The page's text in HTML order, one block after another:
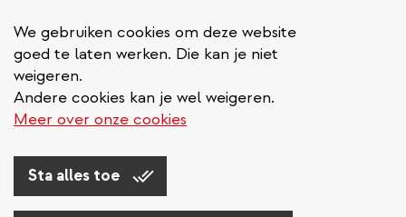
We gebruiken cookies om deze website
goed te laten werken. Die kan je niet
weigeren.
Andere cookies kan je wel weigeren.
Meer over onze cookies
Sta alles toe